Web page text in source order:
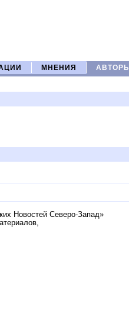
МНЕНИЯ АВТОРЫ
Новостей Северо-Запад»